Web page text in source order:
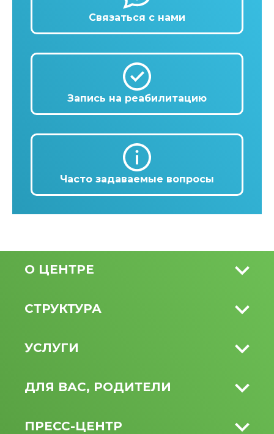
Связаться с нами
Запись на реабилитацию
Часто задаваемые вопросы
О ЦЕНТРЕ
СТРУКТУРА
УСЛУГИ
ДЛЯ ВАС, РОДИТЕЛИ
ПРЕСС-ЦЕНТР